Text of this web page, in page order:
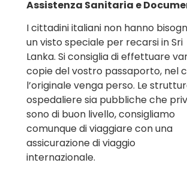
Assistenza Sanitaria e
I cittadini italiani non hanno
un visto speciale per recarsi in Sri
Lanka. Si consiglia di effettuare
copie del vostro passaporto, nel
l’originale venga perso. Le
ospedaliere sia pubbliche che
sono di buon livello, consigliamo
comunque di viaggiare con una
assicurazione di viaggio
internazionale.